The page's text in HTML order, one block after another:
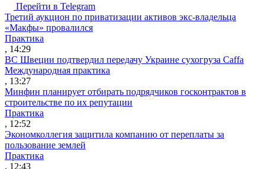
Перейти в Telegram
Третий аукцион по приватизации активов экс-владельца
«Макфы» провалился
Практика
, 14:29
ВС Швеции подтвердил передачу Украине сухогруза Caffa
Международная практика
, 13:27
Минфин планирует отбирать подрядчиков госконтрактов в
строительстве по их репутации
Практика
, 12:52
Экономколлегия защитила компанию от переплаты за
пользование землей
Практика
, 12:43